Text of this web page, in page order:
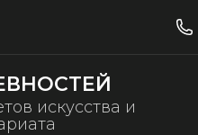
искусства и